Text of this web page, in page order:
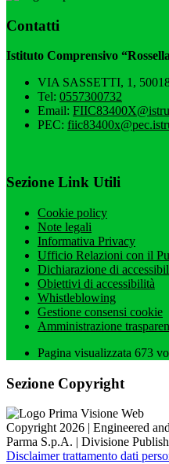
Contatti
Istituto Comprensivo
VIA SASSETTI, 1,
Tel: 0557300732
Email:
PEC:
Sezione Link Utili
Cookie policy
Note legali
Informativa Privacy
Ufficio Relazioni con il
Dichiarazione di
Obiettivi di accessibilità
Whistleblowing
Gestione consensi cookie
Amministrazione
Pagina visualizzata 673
Sezione Copyright
Copyright 2026 | Engineered
Parma S.p.A. | Divisione
Disclaimer trattamento dati